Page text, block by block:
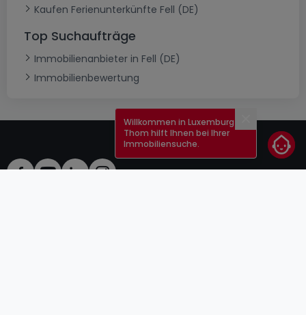
Kaufen Ferienunterkünfte Fell (DE)
Top Suchaufträge
Immobilienanbieter in Fell (DE)
Immobilienbewertung
Schließen
Willkommen in Luxemburg!
Thom hilft Ihnen bei Ihrer
Immobiliensuche.